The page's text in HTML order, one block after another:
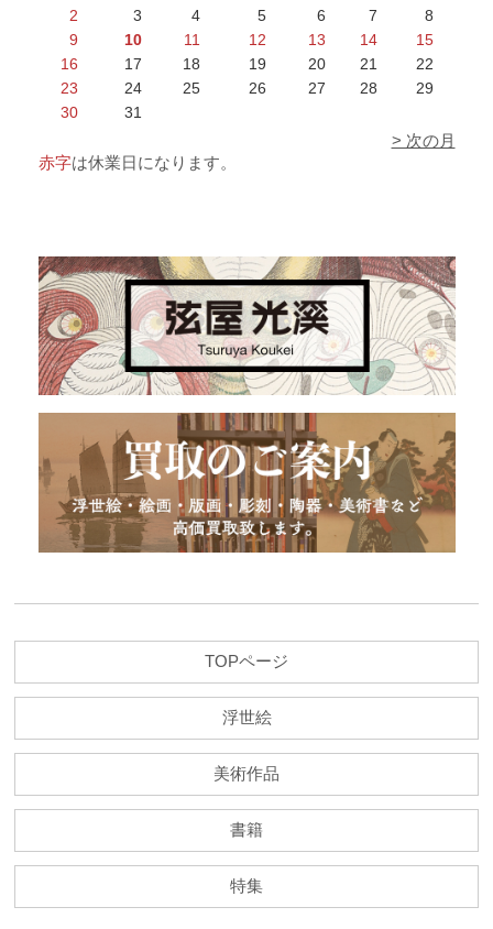
2
3 4 5 6 7
8
9
10 11 12 13 14
15
16
17 18 19 20 21
22
23
24 25 26 27 28
29
30
31
> 次の月
赤字は休業日になります。
TOPページ
浮世絵
美術作品
書籍
特集